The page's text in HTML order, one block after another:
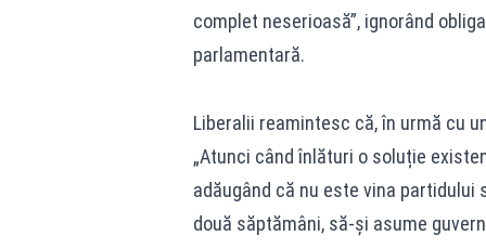
complet neserioasă”, ignorând
parlamentară.
Liberalii reamintesc că, în urmă cu
„Atunci când înlături o soluție
adăugând că nu este vina partidului
două săptămâni, să‑și asume